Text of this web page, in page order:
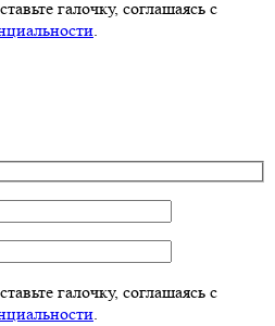
галочку, соглашаясь с
.
галочку, соглашаясь с
.